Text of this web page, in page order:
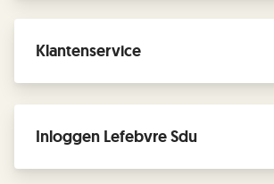
Klantenservice
Inloggen Lefebvre Sdu